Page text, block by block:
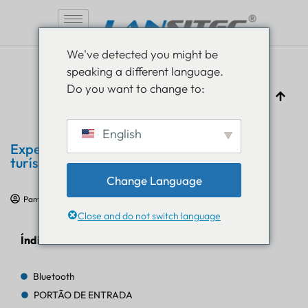
Experiência do visitante em atrações
turísticas com o farol Bluetooth B004
Pam Luthra 29 de julho de 2024 Estudos de caso de IoT
Índice
Bluetooth
PORTÃO DE ENTRADA
We've detected you might be
speaking a different language.
Do you want to change to:
English
Change Language
Close and do not switch language